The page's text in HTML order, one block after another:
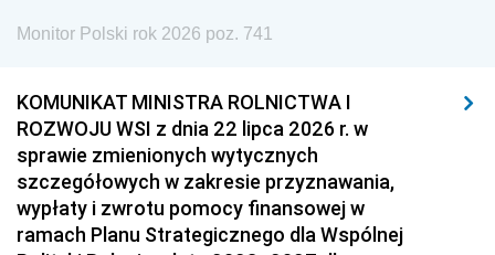
Monitor Polski rok 2026 poz. 741
KOMUNIKAT MINISTRA ROLNICTWA I
ROZWOJU WSI z dnia 22 lipca 2026 r. w
sprawie zmienionych wytycznych
szczegółowych w zakresie przyznawania,
wypłaty i zwrotu pomocy finansowej w
ramach Planu Strategicznego dla Wspólnej